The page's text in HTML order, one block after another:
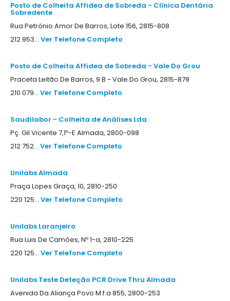
Posto de Colheita Affidea de Sobreda - Clínica Dentária
Sobredente
Rua Petrónio Amor De Barros, Lote 156, 2815-808
212 953... Ver Telefone Completo
Posto de Colheita Affidea de Sobreda - Vale Do Grou
Praceta Leitão De Barros, 9 B - Vale Do Grou, 2815-879
210 079... Ver Telefone Completo
Saudilabor - Colheita de Análises Lda
Pç. Gil Vicente 7,1º-E Almada, 2800-098
212 752... Ver Telefone Completo
Unilabs Almada
Praça Lopes Graça, 10, 2810-250
220 125... Ver Telefone Completo
Unilabs Laranjeiro
Rua Luis De Camões, Nº 1-a, 2810-225
220 125... Ver Telefone Completo
Unilabs Teste Deteção PCR Drive Thru Almada
Avenida Da Aliança Povo M.f.a 855, 2800-253